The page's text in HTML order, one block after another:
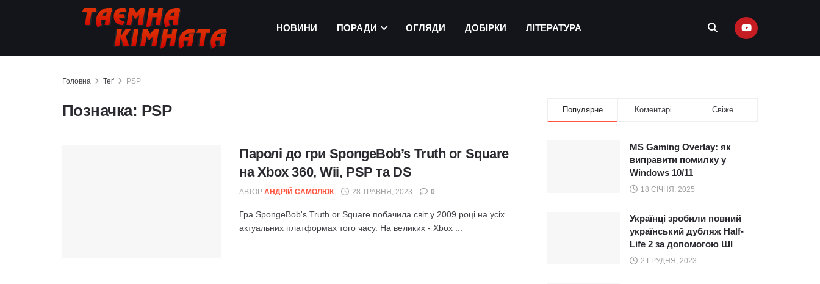
НОВИНИ ПОРАДИ ОГЛЯДИ ДОБІРКИ ЛІТЕРАТУРА
Головна Теґ PSP
Позначка: PSP
Паролі до гри SpongeBob’s Truth or Square
на Xbox 360, Wii, PSP та DS
АВТОР АНДРІЙ САМОЛЮК 28 ТРАВНЯ, 2023 0
Гра SpongeBob's Truth or Square побачила світ у 2009 році на усіх
актуальних платформах того часу. На великих - Xbox ...
Популярне Коментарі Свіже
MS Gaming Overlay: як
виправити помилку у
Windows 10/11
18 СІЧНЯ, 2025
Українці зробили повний
український дубляж Half-
Life 2 за допомогою ШІ
2 ГРУДНЯ, 2023